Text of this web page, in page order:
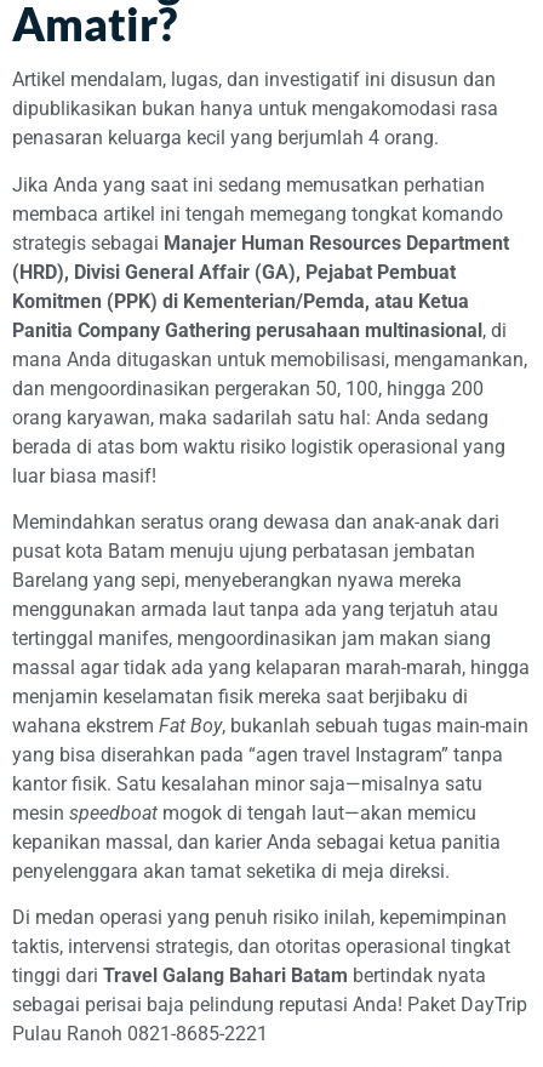
Amatir?
Artikel mendalam, lugas, dan investigatif ini disusun dan
dipublikasikan bukan hanya untuk mengakomodasi rasa
penasaran keluarga kecil yang berjumlah 4 orang.
Jika Anda yang saat ini sedang memusatkan perhatian
membaca artikel ini tengah memegang tongkat komando
strategis sebagai Manajer Human Resources Department
(HRD), Divisi General Affair (GA), Pejabat Pembuat
Komitmen (PPK) di Kementerian/Pemda, atau Ketua
Panitia Company Gathering perusahaan multinasional, di
mana Anda ditugaskan untuk memobilisasi, mengamankan,
dan mengoordinasikan pergerakan 50, 100, hingga 200
orang karyawan, maka sadarilah satu hal: Anda sedang
berada di atas bom waktu risiko logistik operasional yang
luar biasa masif!
Memindahkan seratus orang dewasa dan anak-anak dari
pusat kota Batam menuju ujung perbatasan jembatan
Barelang yang sepi, menyeberangkan nyawa mereka
menggunakan armada laut tanpa ada yang terjatuh atau
tertinggal manifes, mengoordinasikan jam makan siang
massal agar tidak ada yang kelaparan marah-marah, hingga
menjamin keselamatan fisik mereka saat berjibaku di
wahana ekstrem Fat Boy, bukanlah sebuah tugas main-main
yang bisa diserahkan pada “agen travel Instagram” tanpa
kantor fisik. Satu kesalahan minor saja—misalnya satu
mesin speedboat mogok di tengah laut—akan memicu
kepanikan massal, dan karier Anda sebagai ketua panitia
penyelenggara akan tamat seketika di meja direksi.
Di medan operasi yang penuh risiko inilah, kepemimpinan
taktis, intervensi strategis, dan otoritas operasional tingkat
tinggi dari Travel Galang Bahari Batam bertindak nyata
sebagai perisai baja pelindung reputasi Anda! Paket DayTrip
Pulau Ranoh 0821-8685-2221